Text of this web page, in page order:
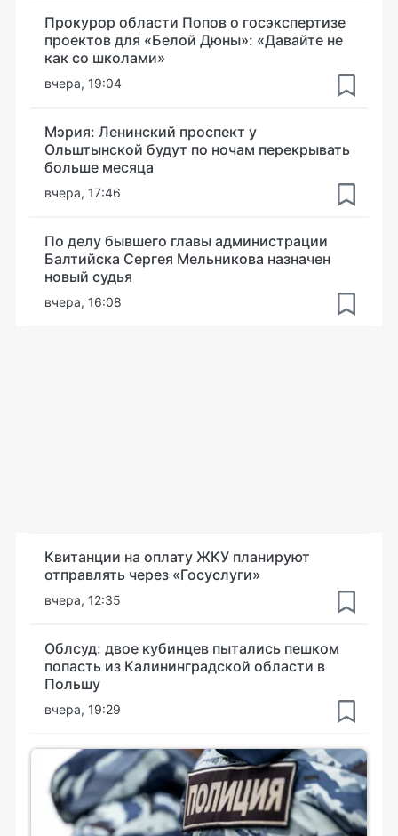
Прокурор области Попов о госэкспертизе
проектов для «Белой Дюны»: «Давайте не
как со школами»
вчера, 19:04
Мэрия: Ленинский проспект у
Ольштынской будут по ночам перекрывать
больше месяца
вчера, 17:46
По делу бывшего главы администрации
Балтийска Сергея Мельникова назначен
новый судья
вчера, 16:08
Квитанции на оплату ЖКУ планируют
отправлять через «Госуслуги»
вчера, 12:35
Облсуд: двое кубинцев пытались пешком
попасть из Калининградской области в
Польшу
вчера, 19:29